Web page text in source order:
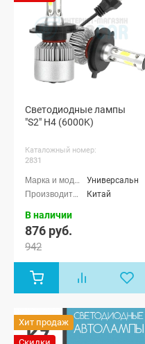
Светодиодные лампы
"S2" H4 (6000K)
Каталожный номер:
2831
Универсальные
Китай
В наличии
876 руб.
942
Хит продаж